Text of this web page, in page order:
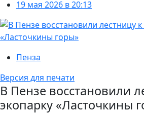
19 мая 2026 в 20:13
Пенза
Версия для печати
В Пензе восстановили
экопарку «Ласточкины